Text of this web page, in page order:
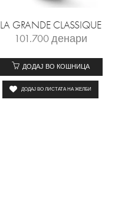
LA GRANDE CLASSIQUE
101.700денари
ДОДАЈ ВО КОШНИЦА
ДОДАЈ ВО ЛИСТАТА НА ЖЕЛБИ